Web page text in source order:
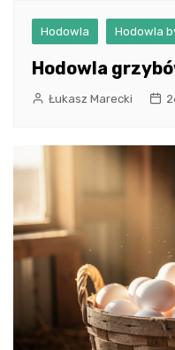
Hodowla Hodowla
Hodowla
Łukasz Marecki